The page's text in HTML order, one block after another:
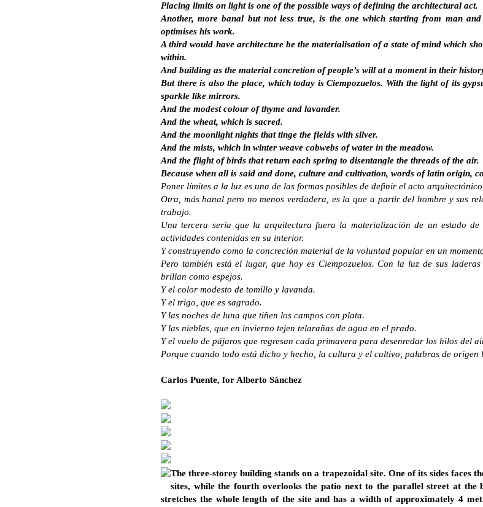
Placing limits on light is one of the possible ways of defining the architectural act.
Another, more banal but not less true, is the one which starting from man and
optimises his work.
A third would have architecture be the materialisation of a state of mind which
within.
And building as the material concretion of people’s will at a moment in their
But there is also the place, which today is Ciempozuelos. With the light of its
sparkle like mirrors.
And the modest colour of thyme and lavander.
And the wheat, which is sacred.
And the moonlight nights that tinge the fields with silver.
And the mists, which in winter weave cobwebs of water in the meadow.
And the flight of birds that return each spring to disentangle the threads of the air.
Because when all is said and done, culture and cultivation, words of latin origin,
Poner límites a la luz es una de las formas posibles de definir el acto
Otra, más banal pero no menos verdadera, es la que a partir del hombre y sus
trabajo.
Una tercera sería que la arquitectura fuera la materialización de un estado
actividades contenidas en su interior.
Y construyendo como la concreción material de la voluntad popular en un
Pero también está el lugar, que hoy es Ciempozuelos. Con la luz de sus
brillan como espejos.
Y el color modesto de tomillo y lavanda.
Y el trigo, que es sagrado.
Y las noches de luna que tiñen los campos con plata.
Y las nieblas, que en invierno tejen telarañas de agua en el prado.
Y el vuelo de pájaros que regresan cada primavera para desenredar los hilos del
Porque cuando todo está dicho y hecho, la cultura y el cultivo, palabras de
Carlos Puente, for Alberto Sánchez
The three-storey building stands on a trapezoidal site. One of its sides faces
sites, while the fourth overlooks the patio next to the parallel street at the
stretches the whole length of the site and has a width of approximately 4